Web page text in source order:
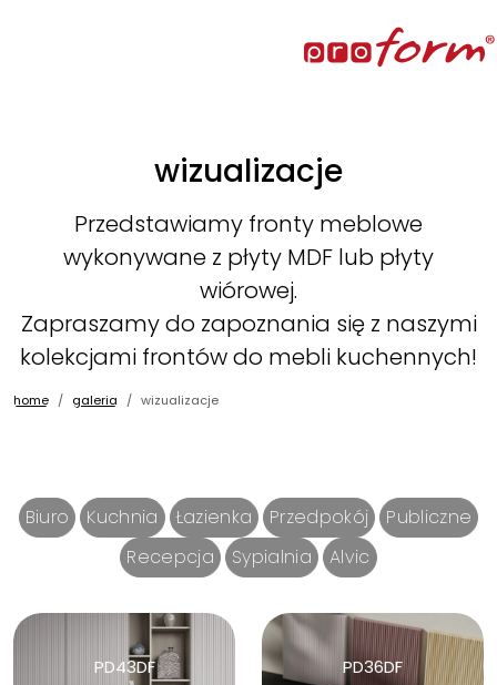
wizualizacje
Przedstawiamy fronty meblowe
wykonywane z płyty MDF lub płyty
wiórowej.
Zapraszamy do zapoznania się z naszymi
kolekcjami frontów do mebli kuchennych!
home galeria wizualizacje
Biuro Kuchnia Łazienka Przedpokój
Publiczne
Recepcja
Sypialnia Alvic
PD43DF PD36DF